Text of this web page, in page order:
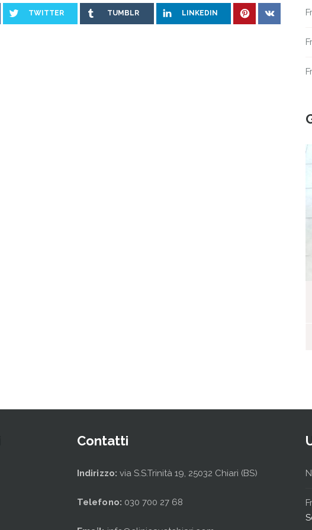
TWITTER TUMBLR LINKEDIN
Contatti
Indirizzo: via S.S.Trinità 19, 25032 Chiari (BS)
Telefono: 030 700 27 68